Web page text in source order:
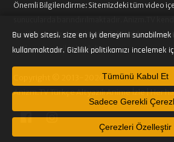
Önemli Bilgilendirme: Sitemizdeki tüm video
içeriği barındırmamaktadır. Telif hakkı
sağlayıcılarına iletilmelidir.
Copyright © 2013-2026
Anizm.TV Türkçe Altyazılı Anime İzle | Her
Bu web sitesi, size en iyi deneyimi sunabilmek
kullanmaktadır. Gizlilik politikamızı incelemek
Tümünü Kabul Et
Sadece Gerekli
Çerezleri Özelleştir